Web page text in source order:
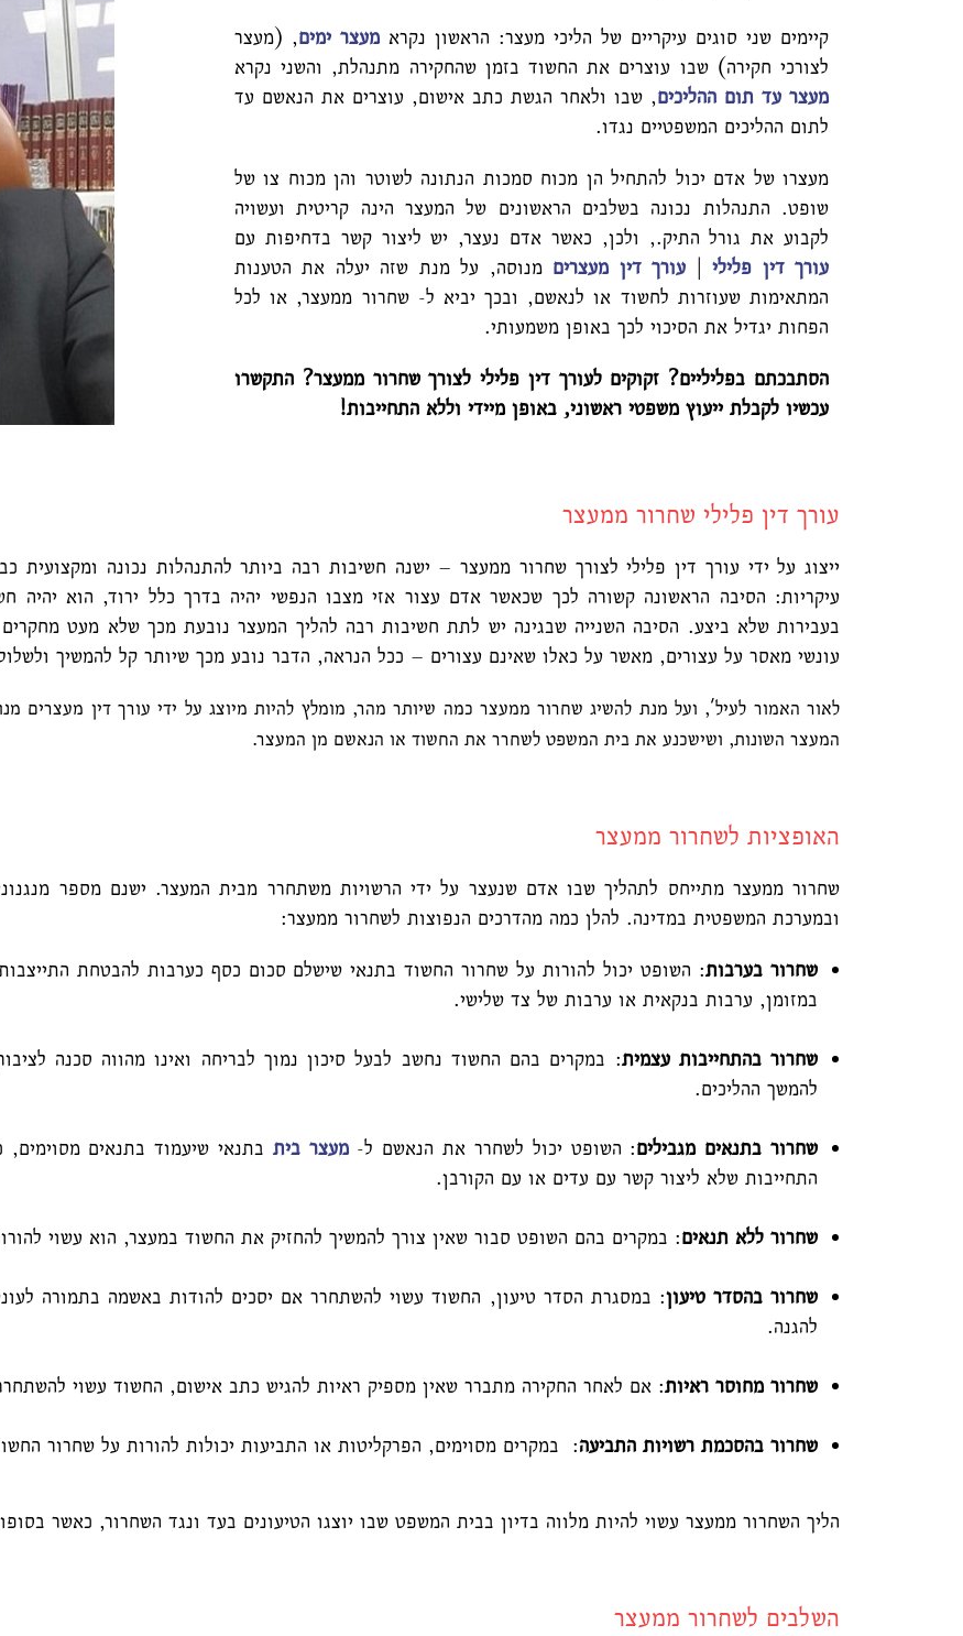
קיימים שני סוגים עיקריים של הליכי מעצר: הראשון נקרא מעצר ימים, (מעצר
לצורכי חקירה) שבו עוצרים את החשוד בזמן שהחקירה מתנהלת, והשני נקרא
מעצר עד תום ההליכים, שבו ולאחר הגשת כתב אישום, עוצרים את הנאשם עד
לתום ההליכים המשפטיים נגדו.
מעצרו של אדם יכול להתחיל הן מכוח סמכות הנתונה לשוטר והן מכוח צו של
שופט. התנהלות נכונה בשלבים הראשונים של המעצר הינה קריטית ועשויה
לקבוע את גורל התיק., ולכן, כאשר אדם נעצר, יש ליצור קשר בדחיפות עם
עורך דין פלילי| עורך דין מעצרים מנוסה, על מנת שזה יעלה את הטענות
המתאימות שעוזרות לחשוד או לנאשם, ובכך יביא ל- שחרור ממעצר, או לכל
הפחות יגדיל את הסיכוי לכך באופן משמעותי.
הסתבכתם בפליליים? זקוקים לעורך דין פלילי לצורך שחרור ממעצר? התקשרו
עכשיו לקבלת ייעוץ משפטי ראשוני, באופן מיידי וללא התחייבות!
עורך דין פלילי שחרור ממעצר
ייצוג על ידי עורך דין פלילי לצורך שחרור ממעצר – ישנה חשיבות רבה ביותר להתנהלות נכונה
עיקריות: הסיבה הראשונה קשורה לכך שכאשר אדם עצור אזי מצבו הנפשי יהיה בדרך כלל ירוד, הוא יהיה
בעבירות שלא ביצע. הסיבה השנייה שבגינה יש לתת חשיבות רבה להליך המעצר נובעת מכך שלא מעט
עונשי מאסר על עצורים, מאשר על כאלו שאינם עצורים – ככל הנראה, הדבר נובע מכך שיותר קל להמשיך
לאור האמור לעיל', ועל מנת להשיג שחרור ממעצר כמה שיותר מהר, מומלץ להיות מיוצג על ידי עורך דין מעצרים
המעצר השונות, ושישכנע את בית המשפט לשחרר את החשוד או הנאשם מן המעצר.
האופציות לשחרור ממעצר
שחרור ממעצר מתייחס לתהליך שבו אדם שנעצר על ידי הרשויות משתחרר מבית המעצר. ישנם מספר
ובמערכת המשפטית במדינה. להלן כמה מהדרכים הנפוצות לשחרור ממעצר:
שחרור בערבות: השופט יכול להורות על שחרור החשוד בתנאי שישלם סכום כסף כערבות להבטחת
במזומן, ערבות בנקאית או ערבות של צד שלישי.
שחרור בהתחייבות עצמית: במקרים בהם החשוד נחשב לבעל סיכון נמוך לבריחה ואינו מהווה סכנה
להמשך ההליכים.
שחרור בתנאים מגבילים: השופט יכול לשחרר את הנאשם ל-מעצר בית בתנאי שיעמוד בתנאים
התחייבות שלא ליצור קשר עם עדים או עם הקורבן.
שחרור ללא תנאים: במקרים בהם השופט סבור שאין צורך להמשיך להחזיק את החשוד במעצר, הוא עשוי
שחרור בהסדר טיעון: במסגרת הסדר טיעון, החשוד עשוי להשתחרר אם יסכים להודות באשמה בתמורה
להגנה.
שחרור מחוסר ראיות: אם לאחר החקירה מתברר שאין מספיק ראיות להגיש כתב אישום, החשוד עשוי
שחרור בהסכמת רשויות התביעה: במקרים מסוימים, הפרקליטות או התביעות יכולות להורות על שחרור
הליך השחרור ממעצר עשוי להיות מלווה בדיון בבית המשפט שבו יוצגו הטיעונים בעד ונגד השחרור, כאשר
השלבים לשחרור ממעצר